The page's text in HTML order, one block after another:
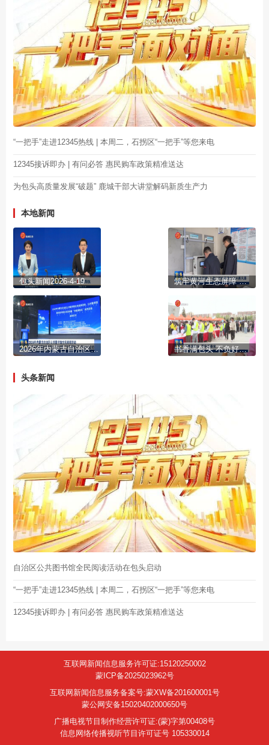
“一把手”走进12345热线 | 本周二，石拐区“一把手”等您来电
12345接诉即办 | 有问必答 惠民购车政策精准送达
为包头高质量发展“破题” 鹿城干部大讲堂解码新质生产力
本地新闻
包头新闻2026-4-19 筑牢黄河生态屏障 二道沙河绘就清水绿岸新风景
2026年内蒙古自治区公共图书馆全民阅读活动 公共图书馆服务宣传周主场活动暨“书香满包头”系列活动启动 书香满包头 不负好春光
头条新闻
自治区公共图书馆全民阅读活动在包头启动
“一把手”走进12345热线 | 本周二，石拐区“一把手”等您来电
12345接诉即办 | 有问必答 惠民购车政策精准送达
互联网新闻信息服务许可证:15120250002
蒙ICP备2025023962号
互联网新闻信息服务备案号:蒙XW备201600001号
蒙公网安备15020402000650号
广播电视节目制作经营许可证:(蒙)字第00408号
信息网络传播视听节目许可证号 105330014